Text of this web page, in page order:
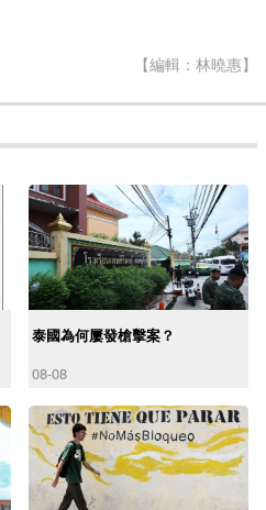
【編輯：林曉惠】
泰國為何屢發槍擊案？
08-08